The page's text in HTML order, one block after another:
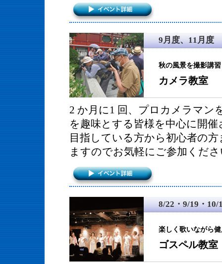
9月度、11月度
秋の風景を撮影講習
カメラ教室
2 か月に1 回、プロカメラマン
を趣味とする皆様を中心に開
目指している方から初心者の
ますのでお気軽にご参加くだ
8/22・9/19・10/
楽しく歌いながら
ゴスペル教室